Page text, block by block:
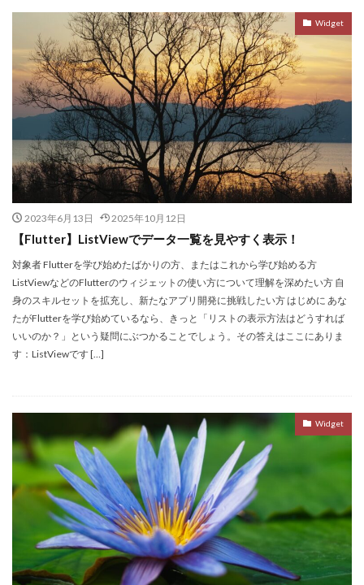
Widget
2023年6月13日 2025年10月12日
【Flutter】ListViewでデータ一覧を見やすく表示！
対象者 Flutterを学び始めたばかりの方、またはこれから学び始める方
ListViewなどのFlutterのウィジェットの使い方について理解を深めたい方 自
身のスキルセットを拡充し、新たなアプリ開発に挑戦したい方 はじめに あな
たがFlutterを学び始めているなら、きっと「リストの表示方法はどうすれば
いいのか？」という疑問にぶつかることでしょう。その答えはここにありま
す：ListViewです […]
Widget